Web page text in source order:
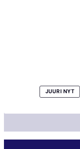
JUURI NYT